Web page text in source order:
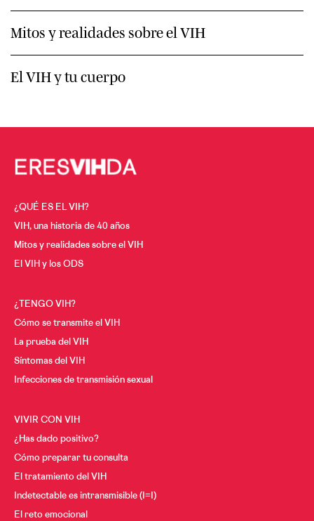
Mitos y realidades sobre el VIH
El VIH y tu cuerpo
¿QUÉ ES EL VIH?
VIH, una historia de 40 años
Mitos y realidades sobre el VIH
El VIH y los ODS
¿TENGO VIH?
Cómo se transmite el VIH
La prueba del VIH
Síntomas del VIH
Infecciones de transmisión sexual
VIVIR CON VIH
¿Has dado positivo?
Cómo preparar tu consulta
El tratamiento del VIH
Indetectable es intransmisible (I=I)
El reto emocional